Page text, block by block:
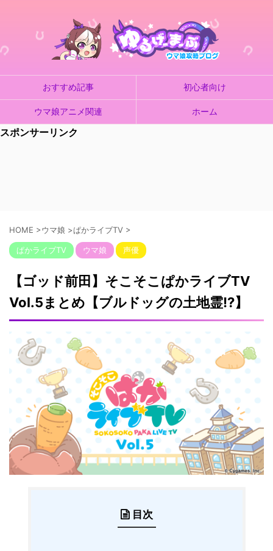
おすすめ記事 初心者向け
ウマ娘アニメ関連 ホーム
スポンサーリンク
HOME >ウマ娘 >ぱかライブTV >
ぱかライブTV ウマ娘 声優
【ゴッド前田】そこそこぱかライブTV
Vol.5まとめ【ブルドッグの土地霊!?】
目次